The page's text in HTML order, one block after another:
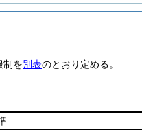
制を別表のとおり定める。